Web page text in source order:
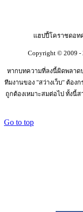
แฮปปี้โคราชดอท
Copyright © 2009 -
หากบทความที่ลงนี้ผิดพลาด
ทีมงานของ "สว่างเว็บ" ต้อ
ถูกต้องเหมาะสมต่อไป ทั้งนี้
Go to top